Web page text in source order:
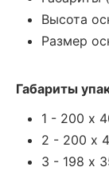
Высота
Размер
Габариты
1 - 200 х
2 - 200 х
3 - 198 х